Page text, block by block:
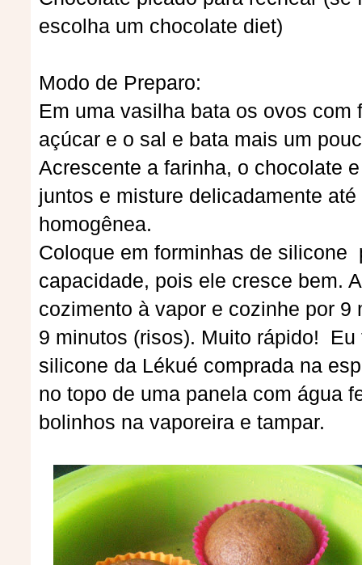
escolha um chocolate diet)
Modo de Preparo:
Em uma vasilha bata os ovos com
açúcar e o sal e bata mais um
Acrescente a farinha, o chocolate
juntos e misture delicadamente
homogênea.
Coloque em forminhas de silicone
capacidade, pois ele cresce bem.
cozimento à vapor e cozinhe por 9
9 minutos (risos). Muito rápido!
silicone da Lékué comprada na
no topo de uma panela com água
bolinhos na vaporeira e tampar.